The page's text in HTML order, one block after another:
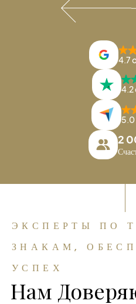
4.7
4.2
5.0
2
ЭКСПЕРТЫ ПО
ЗНАКАМ,
УСПЕХ
Нам